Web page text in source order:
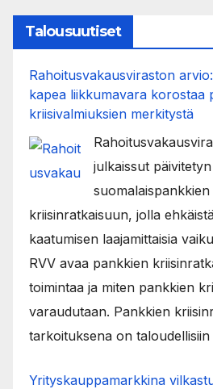
Talousuutiset
Rahoitusvakausviraston
kapea liikkumavara korostaa
kriisivalmiuksien merkitystä
julkaissut
kriisinratkaisuun, jolla
kaatumisen laajamittaisia
RVV avaa pankkien
toimintaa ja miten pankkien
varaudutaan. Pankkien
tarkoituksena on taloudellisiin
Yrityskauppamarkkina